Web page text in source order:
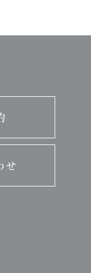
せ